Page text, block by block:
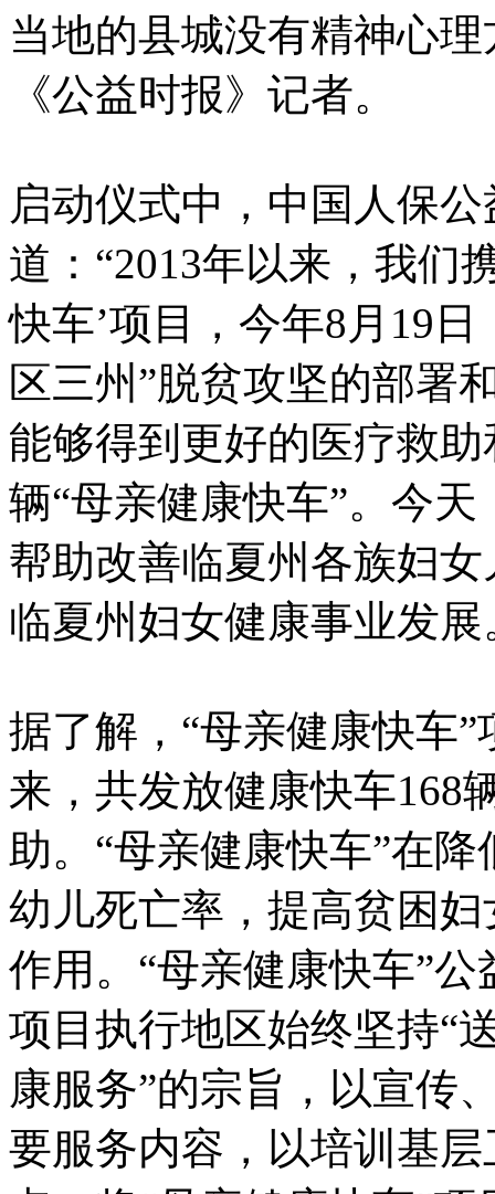
当地的县城没有精神心
《公益时报》记者。
启动仪式中，中国人保
道：“2013年以来，我们
快车’项目，今年8月19
区三州”脱贫攻坚的部署
能够得到更好的医疗救
辆“母亲健康快车”。今
帮助改善临夏州各族妇
临夏州妇女健康事业发展
据了解，“母亲健康快车
来，共发放健康快车168
助。“母亲健康快车”在
幼儿死亡率，提高贫困
作用。“母亲健康快车”
项目执行地区始终坚持“
康服务”的宗旨，以宣传
要服务内容，以培训基